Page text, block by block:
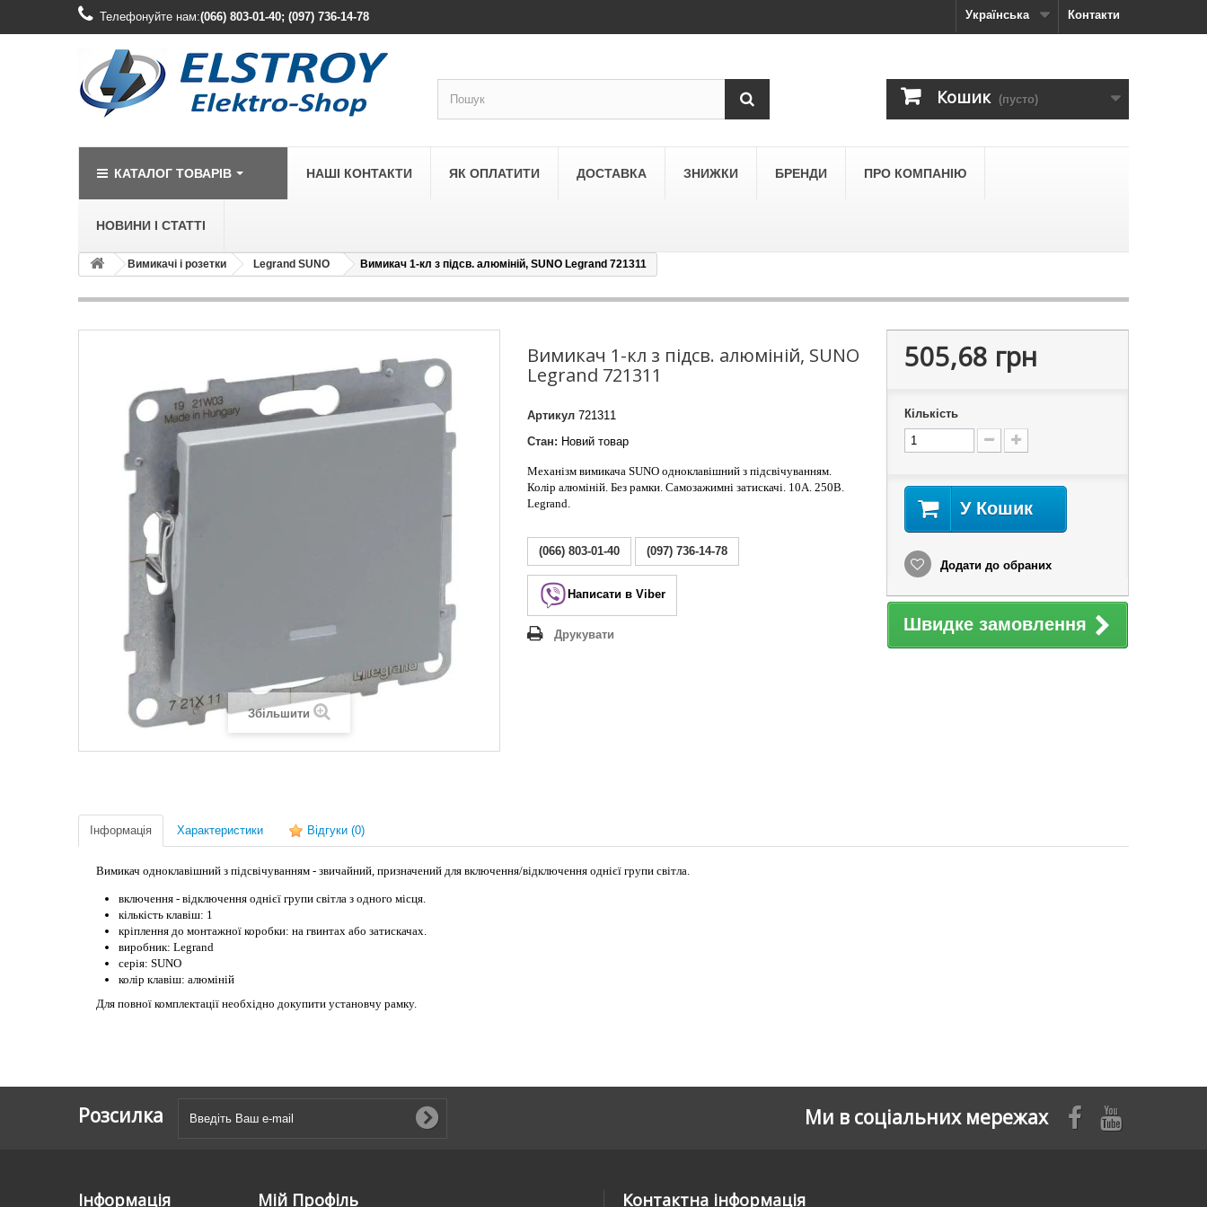
Контакти
Телефонуйте нам:(066) 803-01-40; (097) 736-14-78 Українська
Кошик (пусто)
КАТАЛОГ ТОВАРІВ
LEGRAND
Legrand Etika
Legrand Forix
Legrand SUNO
LEGRAND
LEZARD
Lezard Deriy
НАШІ КОНТАКТИ ЯК ОПЛАТИТИ ДОСТАВКА ЗНИЖКИ БРЕНДИ ПРО КОМПАНІЮ
НОВИНИ І СТАТТІ
Вимикачі і розетки Legrand SUNO Вимикач 1-кл з підсв. алюміній, SUNO Legrand 721311
Збільшити
Вимикач 1-кл з підсв. алюміній, SUNO
Legrand 721311
Артикул 721311
Стан: Новий товар
Механізм вимикача SUNO одноклавішний з підсвічуванням.
Колір алюміній. Без рамки. Самозажимні затискачі. 10А. 250В.
Legrand.
(066) 803-01-40 (097) 736-14-78
Написати в Viber
Друкувати
505,68 грн
Кількість
У Кошик
Додати до обраних
Швидке замовлення
Інформація Характеристики Відгуки (0)
Вимикач одноклавішний з підсвічуванням - звичайний, призначений для включення/відключення однієї групи світла.
включення - відключення однієї групи світла з одного місця.
кількість клавіш: 1
кріплення до монтажної коробки: на гвинтах або затискачах.
виробник: Legrand
серія: SUNO
колір клавіш: алюміній
Для повної комплектації необхідно докупити установчу рамку.
Розсилка Ми в соціальних мережах
Інформація Мій Профіль Контактна інформація